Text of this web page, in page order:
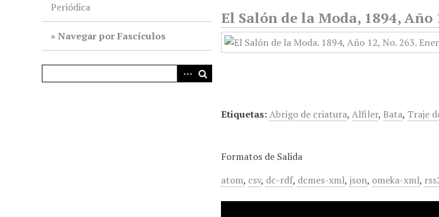
Periódica
Navegar por Fascículos
El Salón de la Moda, 1894, Año
Etiquetas:Abrigo de criatura,Alfiler, Bata, Traje
Formatos de Salida
atom, csv, dc-rdf, dcmes-xml,json, omeka-xml,